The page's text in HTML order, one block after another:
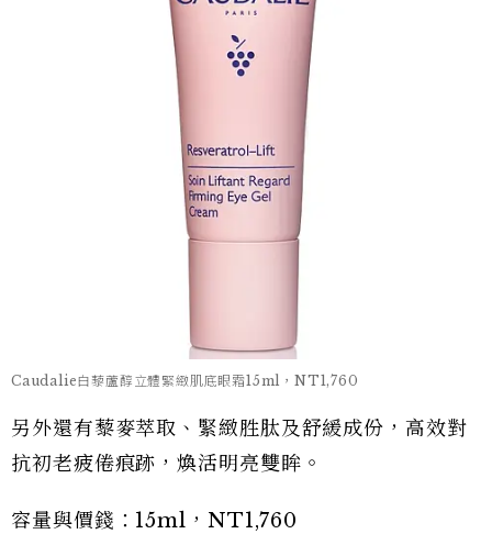
Caudalie白藜蘆醇立體緊緻肌底眼霜15ml，NT1,760
另外還有藜麥萃取、緊緻胜肽及舒緩成份，高效對
抗初老疲倦痕跡，煥活明亮雙眸。
容量與價錢：15ml，NT1,760